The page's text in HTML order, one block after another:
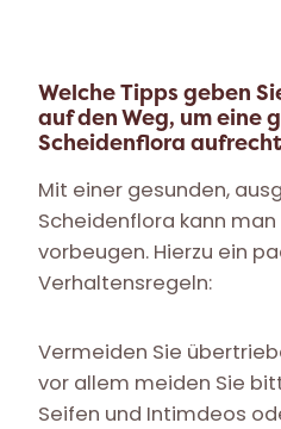
Welche Tipps geben
auf den Weg, um eine
Scheidenflora
Mit einer gesunden,
Scheidenflora kann
vorbeugen. Hierzu ein
Verhaltensregeln:
Vermeiden Sie
vor allem meiden Sie
Seifen und Intimdeos